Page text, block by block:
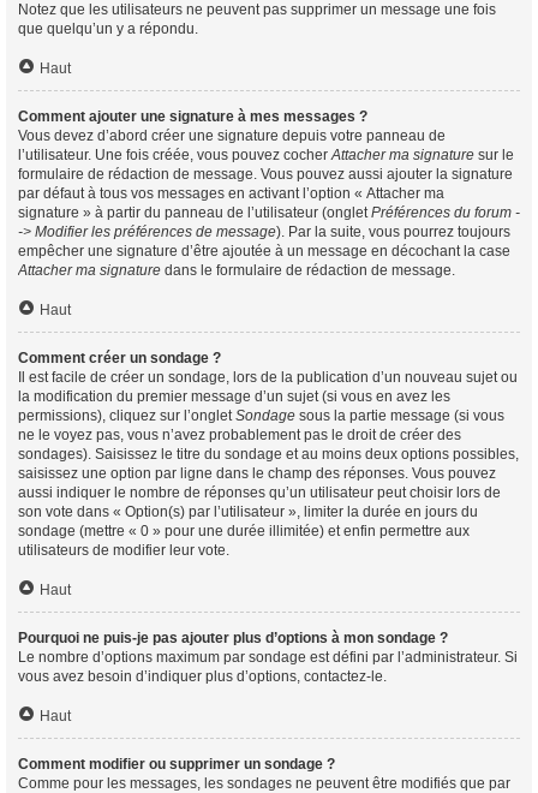
Notez que les utilisateurs ne peuvent pas supprimer un message une fois
que quelqu’un y a répondu.
Haut
Comment ajouter une signature à mes messages ?
Vous devez d’abord créer une signature depuis votre panneau de
l’utilisateur. Une fois créée, vous pouvez cocherAttacher ma signature sur le
formulaire de rédaction de message. Vous pouvez aussi ajouter la signature
par défaut à tous vos messages en activant l’option « Attacher ma
signature » à partir du panneau de l’utilisateur (ongletPréférences du forum -
-> Modifier les préférences de message). Par la suite, vous pourrez toujours
empêcher une signature d’être ajoutée à un message en décochant la case
Attacher ma signature dans le formulaire de rédaction de message.
Haut
Comment créer un sondage ?
Il est facile de créer un sondage, lors de la publication d’un nouveau sujet ou
la modification du premier message d’un sujet (si vous en avez les
permissions), cliquez sur l’ongletSondage sous la partie message (si vous
ne le voyez pas, vous n’avez probablement pas le droit de créer des
sondages). Saisissez le titre du sondage et au moins deux options possibles,
saisissez une option par ligne dans le champ des réponses. Vous pouvez
aussi indiquer le nombre de réponses qu’un utilisateur peut choisir lors de
son vote dans « Option(s) par l’utilisateur », limiter la durée en jours du
sondage (mettre « 0 » pour une durée illimitée) et enfin permettre aux
utilisateurs de modifier leur vote.
Haut
Pourquoi ne puis-je pas ajouter plus d’options à mon sondage ?
Le nombre d’options maximum par sondage est défini par l’administrateur. Si
vous avez besoin d’indiquer plus d’options, contactez-le.
Haut
Comment modifier ou supprimer un sondage ?
Comme pour les messages, les sondages ne peuvent être modifiés que par